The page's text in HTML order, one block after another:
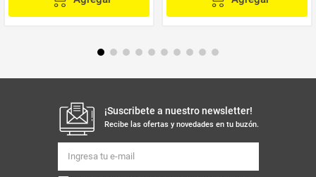
¡Suscribete a nuestro newsletter!
Recibe las ofertas y novedades en tu buzón.